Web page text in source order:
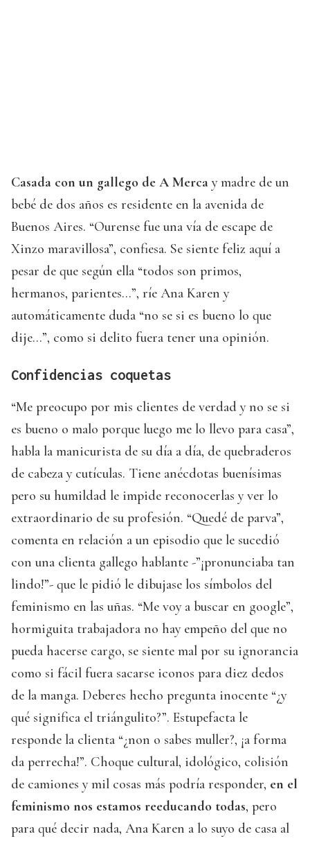
Casada con un gallego de A Merca y madre de un
bebé de dos años es residente en la avenida de
Buenos Aires. “Ourense fue una vía de escape de
Xinzo maravillosa”, confiesa. Se siente feliz aquí a
pesar de que según ella “todos son primos,
hermanos, parientes…”, ríe Ana Karen y
automáticamente duda “no se si es bueno lo que
dije…”, como si delito fuera tener una opinión.
Confidencias coquetas
“Me preocupo por mis clientes de verdad y no se si
es bueno o malo porque luego me lo llevo para casa”,
habla la manicurista de su día a día, de quebraderos
de cabeza y cutículas. Tiene anécdotas buenísimas
pero su humildad le impide reconocerlas y ver lo
extraordinario de su profesión. “Quedé de parva”,
comenta en relación a un episodio que le sucedió
con una clienta gallego hablante -”¡pronunciaba tan
lindo!”- que le pidió le dibujase los símbolos del
feminismo en las uñas. “Me voy a buscar en google”,
hormiguita trabajadora no hay empeño del que no
pueda hacerse cargo, se siente mal por su ignorancia
como si fácil fuera sacarse iconos para diez dedos
de la manga. Deberes hecho pregunta inocente “¿y
qué significa el triángulito?”. Estupefacta le
responde la clienta “¿non o sabes muller?, ¡a forma
da perrecha!”. Choque cultural, idológico, colisión
de camiones y mil cosas más podría responder, en el
feminismo nos estamos reeducando todas, pero
para qué decir nada, Ana Karen a lo suyo de casa al